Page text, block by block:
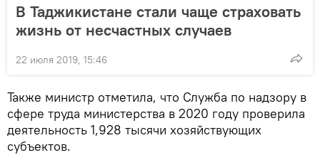
В Таджикистане стали чаще страховать
жизнь от несчастных случаев
22 июля 2019, 15:46
Также министр отметила, что Служба по надзору в
сфере труда министерства в 2020 году проверила
деятельность 1,928 тысячи хозяйствующих
субъектов.